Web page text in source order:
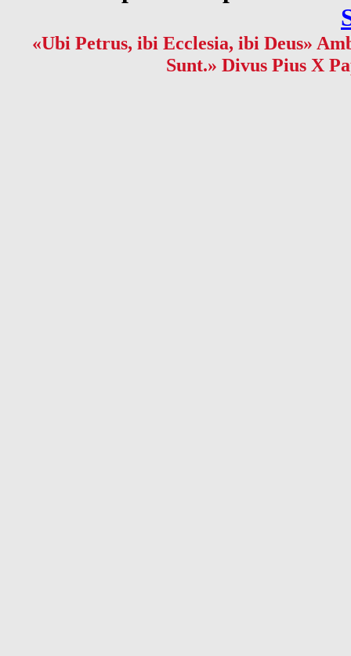
«Ubi Petrus, ibi Ecclesia, ibi Deus»
Sunt.» Divus Pius X